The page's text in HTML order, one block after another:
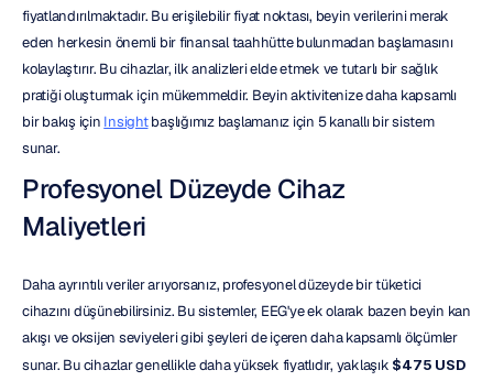
fiyatlandırılmaktadır. Bu erişilebilir fiyat noktası, beyin verilerini merak
eden herkesin önemli bir finansal taahhütte bulunmadan başlamasını
kolaylaştırır. Bu cihazlar, ilk analizleri elde etmek ve tutarlı bir sağlık
pratiği oluşturmak için mükemmeldir. Beyin aktivitenize daha kapsamlı
bir bakış için Insight başlığımız başlamanız için 5 kanallı bir sistem
sunar.
Profesyonel Düzeyde Cihaz
Maliyetleri
Daha ayrıntılı veriler arıyorsanız, profesyonel düzeyde bir tüketici
cihazını düşünebilirsiniz. Bu sistemler, EEG'ye ek olarak bazen beyin kan
akışı ve oksijen seviyeleri gibi şeyleri de içeren daha kapsamlı ölçümler
sunar. Bu cihazlar genellikle daha yüksek fiyatlıdır, yaklaşık $475 USD